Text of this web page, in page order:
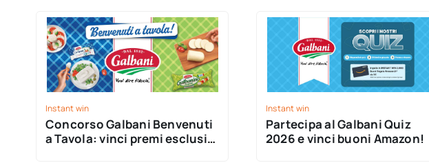
Instant win
Concorso Galbani Benvenuti
a Tavola: vinci premi esclusivi
Instant win
Partecipa al Galbani Quiz
2026 e vinci buoni Amazon!